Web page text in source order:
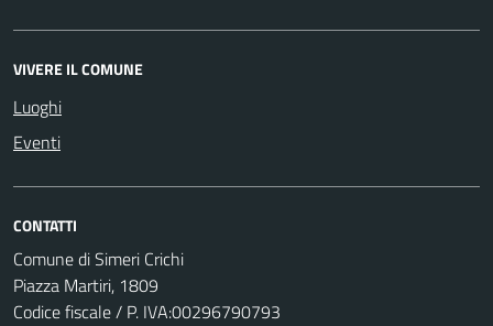
VIVERE IL COMUNE
Luoghi
Eventi
CONTATTI
Comune di Simeri Crichi
Piazza Martiri, 1809
Codice fiscale / P. IVA:00296790793